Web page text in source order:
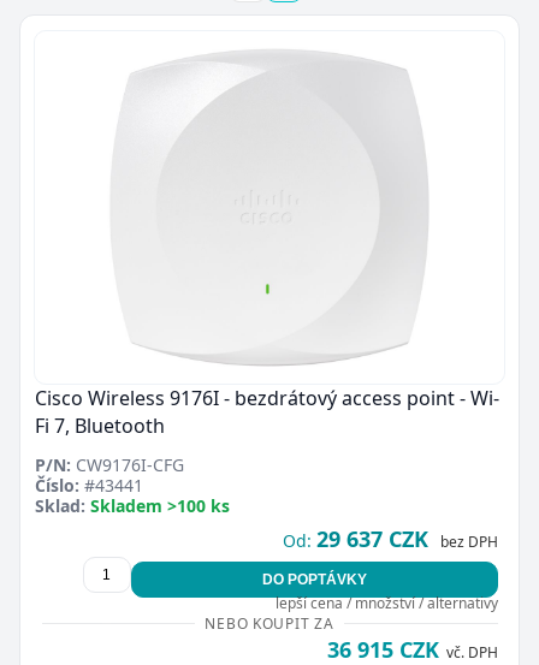
Cisco Wireless 9176I - bezdrátový access point - Wi-
Fi 7, Bluetooth
P/N: CW9176I-CFG
Číslo: #43441
Sklad: Skladem >100 ks
Od: 29 637 CZK bez DPH
DO POPTÁVKY
lepší cena / množství / alternativy
NEBO KOUPIT ZA
36 915 CZK vč. DPH